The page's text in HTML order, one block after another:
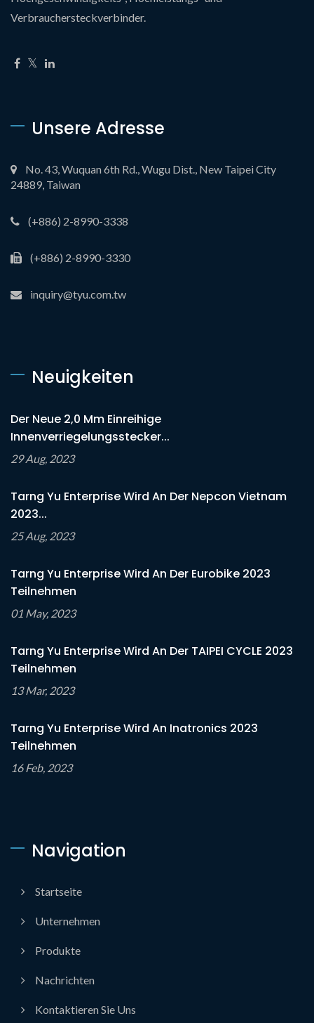
Verbrauchersteckverbinder.
Unsere Adresse
No. 43, Wuquan 6th Rd., Wugu Dist., New Taipei City
24889, Taiwan
(+886) 2-8990-3338
(+886) 2-8990-3330
inquiry@tyu.com.tw
Neuigkeiten
Der Neue 2,0 Mm Einreihige
Innenverriegelungsstecker...
29 Aug, 2023
Tarng Yu Enterprise Wird An Der Nepcon Vietnam
2023...
25 Aug, 2023
Tarng Yu Enterprise Wird An Der Eurobike 2023
Teilnehmen
01 May, 2023
Tarng Yu Enterprise Wird An Der TAIPEI CYCLE 2023
Teilnehmen
13 Mar, 2023
Tarng Yu Enterprise Wird An Inatronics 2023
Teilnehmen
16 Feb, 2023
Navigation
Startseite
Unternehmen
Produkte
Nachrichten
Kontaktieren Sie Uns